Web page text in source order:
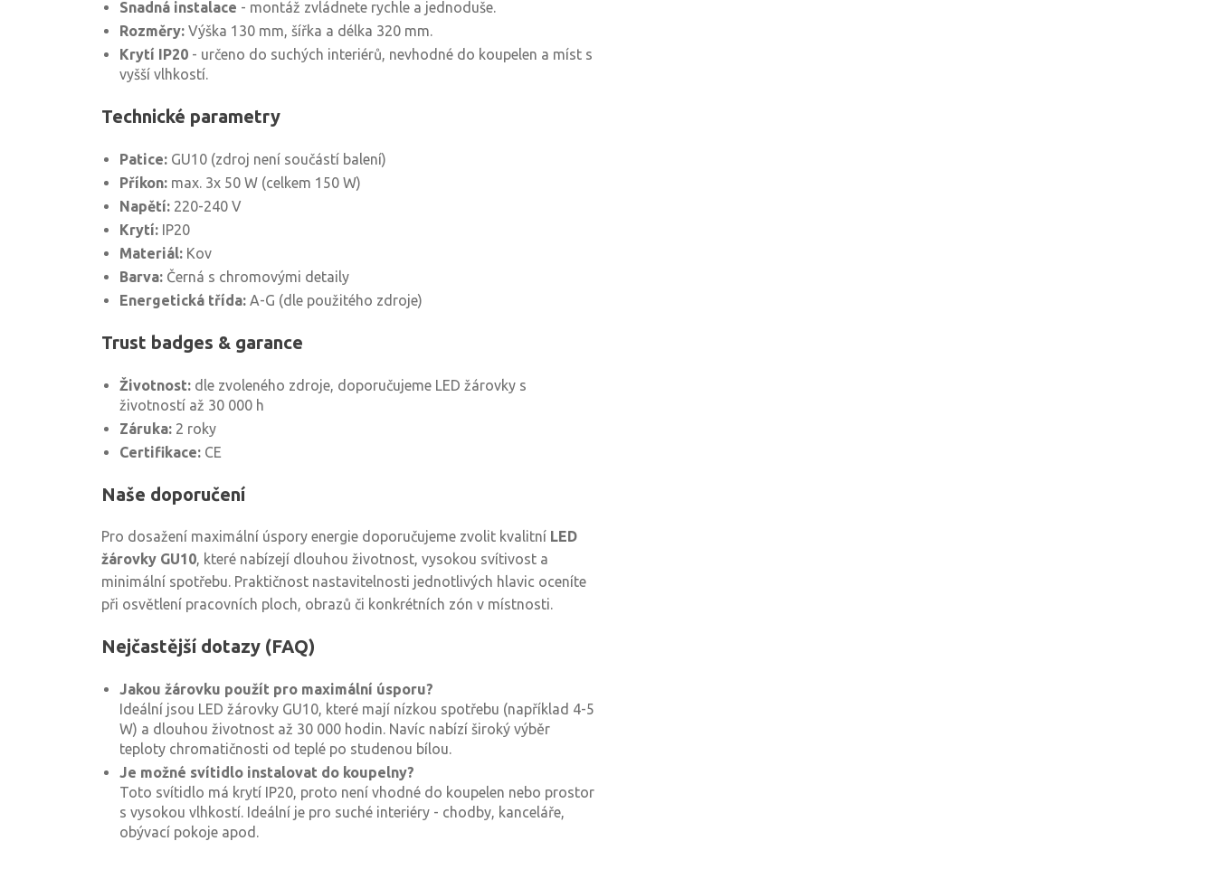
Snadná instalace - montáž zvládnete rychle a jednoduše.
Rozměry: Výška 130 mm, šířka a délka 320 mm.
Krytí IP20 - určeno do suchých interiérů, nevhodné do koupelen a míst s
vyšší vlhkostí.
Technické parametry
Patice: GU10 (zdroj není součástí balení)
Příkon: max. 3x 50 W (celkem 150 W)
Napětí: 220-240 V
Krytí: IP20
Materiál: Kov
Barva: Černá s chromovými detaily
Energetická třída: A-G (dle použitého zdroje)
Trust badges & garance
Životnost: dle zvoleného zdroje, doporučujeme LED žárovky s
životností až 30 000 h
Záruka: 2 roky
Certifikace: CE
Naše doporučení
Pro dosažení maximální úspory energie doporučujeme zvolit kvalitní LED
žárovky GU10, které nabízejí dlouhou životnost, vysokou svítivost a
minimální spotřebu. Praktičnost nastavitelnosti jednotlivých hlavic oceníte
při osvětlení pracovních ploch, obrazů či konkrétních zón v místnosti.
Nejčastější dotazy (FAQ)
Jakou žárovku použít pro maximální úsporu?
Ideální jsou LED žárovky GU10, které mají nízkou spotřebu (například 4-5
W) a dlouhou životnost až 30 000 hodin. Navíc nabízí široký výběr
teploty chromatičnosti od teplé po studenou bílou.
Je možné svítidlo instalovat do koupelny?
Toto svítidlo má krytí IP20, proto není vhodné do koupelen nebo prostor
s vysokou vlhkostí. Ideální je pro suché interiéry - chodby, kanceláře,
obývací pokoje apod.